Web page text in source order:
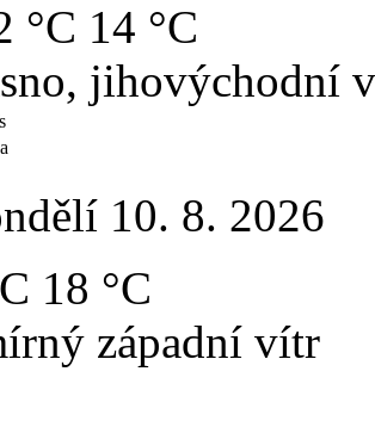
°C 14 °C
jihovýchodní
10. 8. 2026
18 °C
západní vítr